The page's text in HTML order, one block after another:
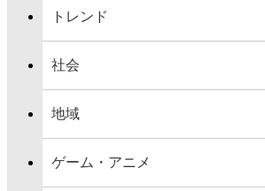
トレンド
社会
地域
ゲーム・アニメ